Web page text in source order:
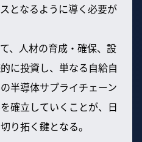
となるように導く必要が
、人材の育成・確保、設
に投資し、単なる自給自
半導体サプライチェーン
確立していくことが、日
り拓く鍵となる。